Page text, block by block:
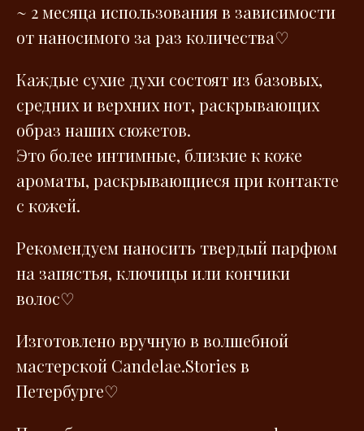
~ 2 месяца использования в зависимости
от наносимого за раз количества♡
Каждые сухие духи состоят из базовых,
средних и верхних нот, раскрывающих
образ наших сюжетов.
Это более интимные, близкие к коже
ароматы, раскрывающиеся при контакте
с кожей.
Рекомендуем наносить твердый парфюм
на запястья, ключицы или кончики
волос♡
Изготовлено вручную в волшебной
мастерской Сandelae.Stories в
Петербурге♡